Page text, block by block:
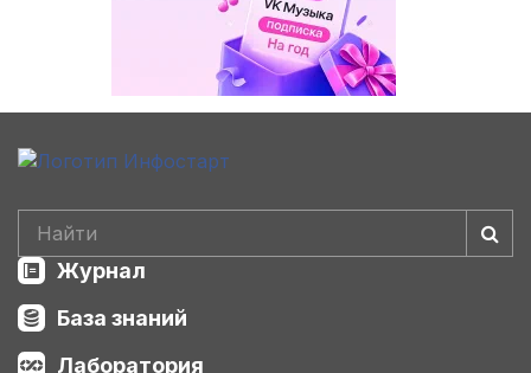
Журнал
База знаний
Лаборатория